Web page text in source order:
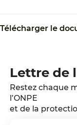
Télécharger le
Lettre de
Restez chaque
l’ONPE
et de la